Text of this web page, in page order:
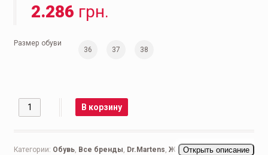
2.286 грн.
Размер обуви
36 37 38
Количество В корзину
Категории: Обувь, Все бренды Dr.Martens Женская обувь,
Открыть описание